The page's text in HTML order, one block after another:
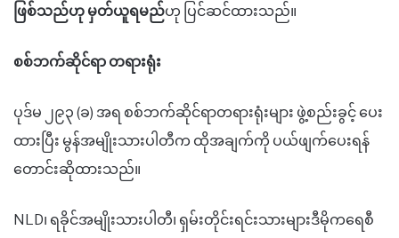
ဖြစ်သည်ဟု မှတ်ယူရမည်ဟု ပြင်ဆင်ထားသည်။
စစ်ဘက်ဆိုင်ရာ တရားရုံး
ပုဒ်မ ၂၉၃ (ခ) အရ စစ်ဘက်ဆိုင်ရာတရားရုံးများ ဖွဲ့စည်းခွင့် ပေး
ထားပြီး မွန်အမျိုးသားပါတီက ထိုအချက်ကို ပယ်ဖျက်ပေးရန်
တောင်းဆိုထားသည်။
NLD၊ ရခိုင်အမျိုးသားပါတီ၊ ရှမ်းတိုင်းရင်းသားများဒီမိုကရေစီ